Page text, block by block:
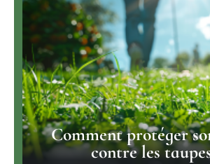
Comment protéger
contre les